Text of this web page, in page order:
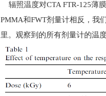
辐照温度对CTA FTR-125薄
PMMA和FWT剂量计相反，我
里。观察到的所有剂量计的温